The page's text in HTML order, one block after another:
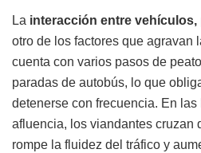
La interacción entre
otro de los factores que agravan
cuenta con varios pasos de
paradas de autobús, lo que
detenerse con frecuencia. En las
afluencia, los viandantes cruzan
rompe la fluidez del tráfico y